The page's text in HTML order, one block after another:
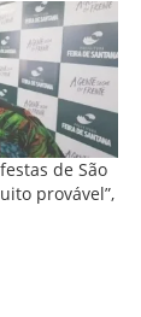
de São
provável”,